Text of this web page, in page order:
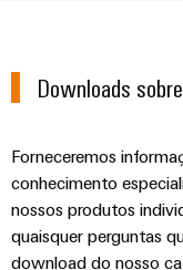
Downloads
Forneceremos
conhecimento
nossos produtos
quaisquer perguntas
download do nosso